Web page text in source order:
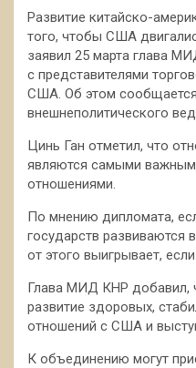
Развитие китайско-
того, чтобы США
заявил 25 марта глава
с представителями
США. Об этом сообщается
внешнеполитического
Цинь Ган отметил, что
являются самыми
отношениями.
По мнению дипломата,
государств развиваются
от этого выигрывает,
Глава МИД КНР добавил,
развитие здоровых,
отношений с США и
К объединению могут